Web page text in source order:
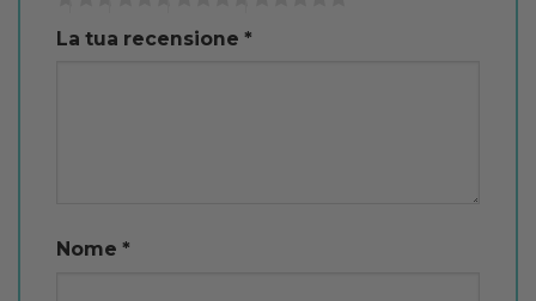
La tua recensione *
Nome *